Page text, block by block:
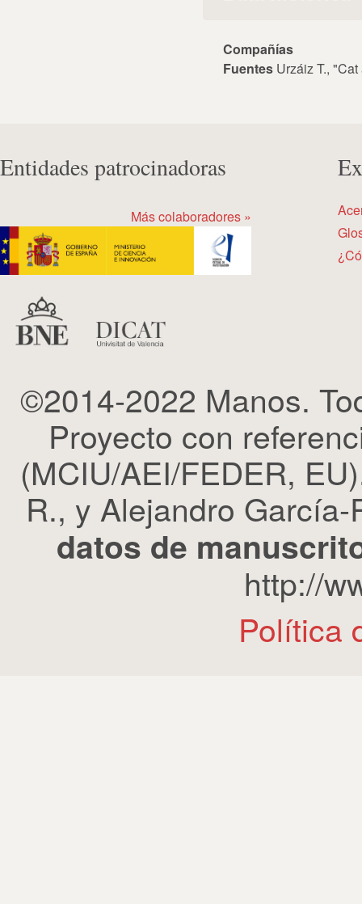
Compañías
Fuentes Urzáiz T.,
Entidades patrocinadoras
Más colaboradores »
©2014-2022 Manos.
Proyecto con
(MCIU/AEI/FEDER,
R., y Alejandro
datos de
http://
Política